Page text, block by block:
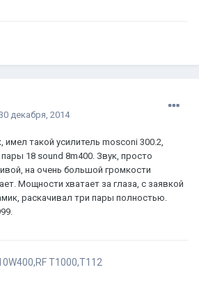
декабря, 2014
такой усилитель mosconi 300.2,
18 sound 8m400. Звук, просто
на очень большой громкости
Мощности хватает за глаза, с заявкой
раскачивал три пары полностью.
T1000,T112